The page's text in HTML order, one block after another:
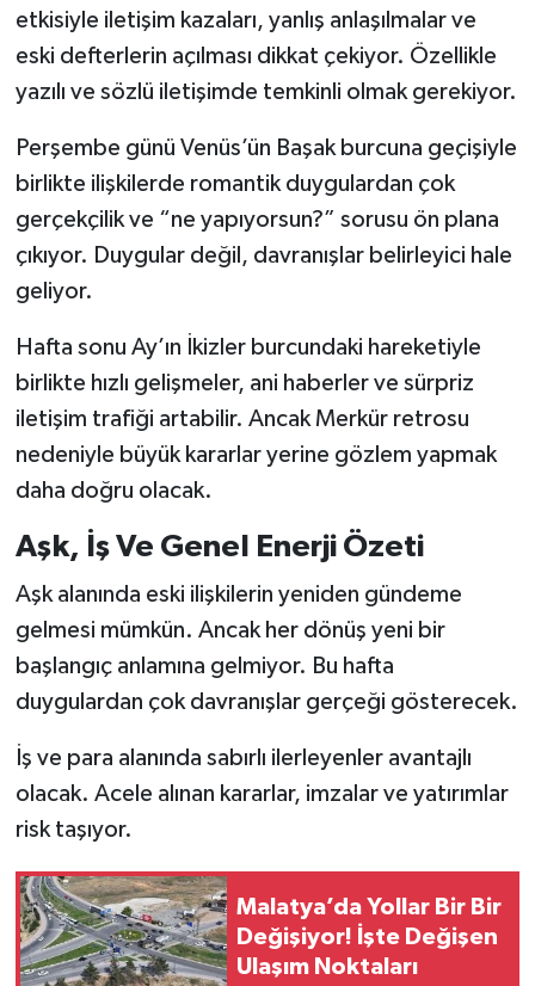
etkisiyle iletişim kazaları, yanlış anlaşılmalar ve
eski defterlerin açılması dikkat çekiyor. Özellikle
yazılı ve sözlü iletişimde temkinli olmak gerekiyor.
Perşembe günü Venüs’ün Başak burcuna geçişiyle
birlikte ilişkilerde romantik duygulardan çok
gerçekçilik ve “ne yapıyorsun?” sorusu ön plana
çıkıyor. Duygular değil, davranışlar belirleyici hale
geliyor.
Hafta sonu Ay’ın İkizler burcundaki hareketiyle
birlikte hızlı gelişmeler, ani haberler ve sürpriz
iletişim trafiği artabilir. Ancak Merkür retrosu
nedeniyle büyük kararlar yerine gözlem yapmak
daha doğru olacak.
Aşk, İş Ve Genel Enerji Özeti
Aşk alanında eski ilişkilerin yeniden gündeme
gelmesi mümkün. Ancak her dönüş yeni bir
başlangıç anlamına gelmiyor. Bu hafta
duygulardan çok davranışlar gerçeği gösterecek.
İş ve para alanında sabırlı ilerleyenler avantajlı
olacak. Acele alınan kararlar, imzalar ve yatırımlar
risk taşıyor.
Malatya’da Yollar Bir Bir
Değişiyor! İşte Değişen
Ulaşım Noktaları